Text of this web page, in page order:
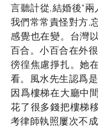
言聽計從,結婚後“兩
我們常常責怪對方,
感覺也在變。台灣
百合。小百合在外
徬徨焦慮掙扎。她
看。風水先生認爲
因爲樓梯在大廳中
花了很多錢把樓梯
考律師執照屢次不